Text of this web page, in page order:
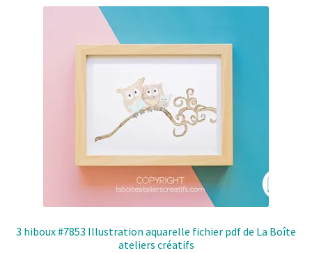
3 hiboux #7853 Illustration aquarelle fichier pdf de La Boîte
ateliers créatifs